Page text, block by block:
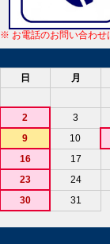
※ お電話のお問い合わせ
日
月
2
3
9
10
16
17
23
24
30
31